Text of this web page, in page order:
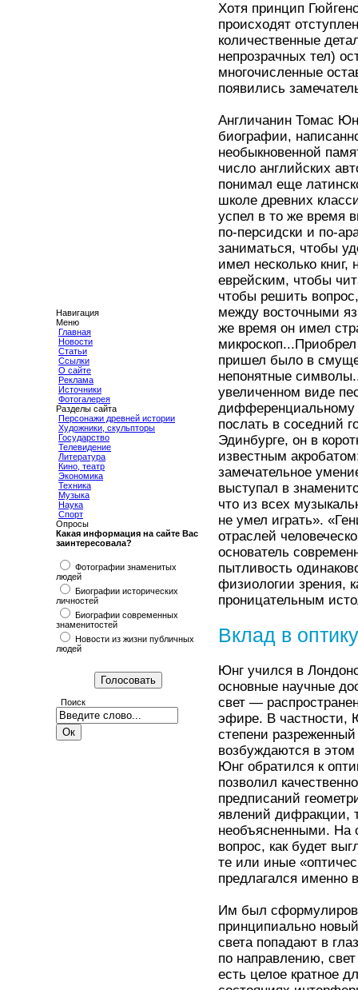
Навигация
Меню
Главная
Новости
Статьи
Ссылки
О сайте
Реклама
Источники
Фотогалерея
Разделы сайта
Персонажи древней истории
Художники, скульпторы
Государство
Телевидение
Литература
Кино, театр
Экономика
Техника
Музыка
Наука
Спорт
Опросы
Какая информация на сайте Вас
заинтересовала?
Фотографии знаменитых
людей
Биографии исторических
личностей
Биографии современных
знаменитостей
Новости из жизни публичных
людей
Поиск
Хотя принцип
происходят
количественные
непрозрачных тел)
многочисленные
появились
Англичанин Томас
биографии,
необыкновенной
число английских
понимал еще
школе древних
успел в то же время
по-персидски и по-
заниматься, чтобы
имел несколько
еврейским, чтобы
чтобы решить
между восточными
же время он имел
пришел было в
непонятные
увеличенном виде
дифференциальному
послать в соседний
Эдинбурге, он в
известным
замечательное
выступал в
что из всех
не умел играть».
отраслей
основатель
пытливость
физиологии зрения,
проницательным
Вклад в оптику
Юнг учился в
основные научные
свет —
эфире. В частности,
степени
возбуждаются в этом
Юнг обратился к
позволил
предписаний
явлений дифракции,
необъясненными. На
вопрос, как будет
те или иные
предлагался именно
Им был
принципиально
света попадают в
по направлению,
есть целое кратное